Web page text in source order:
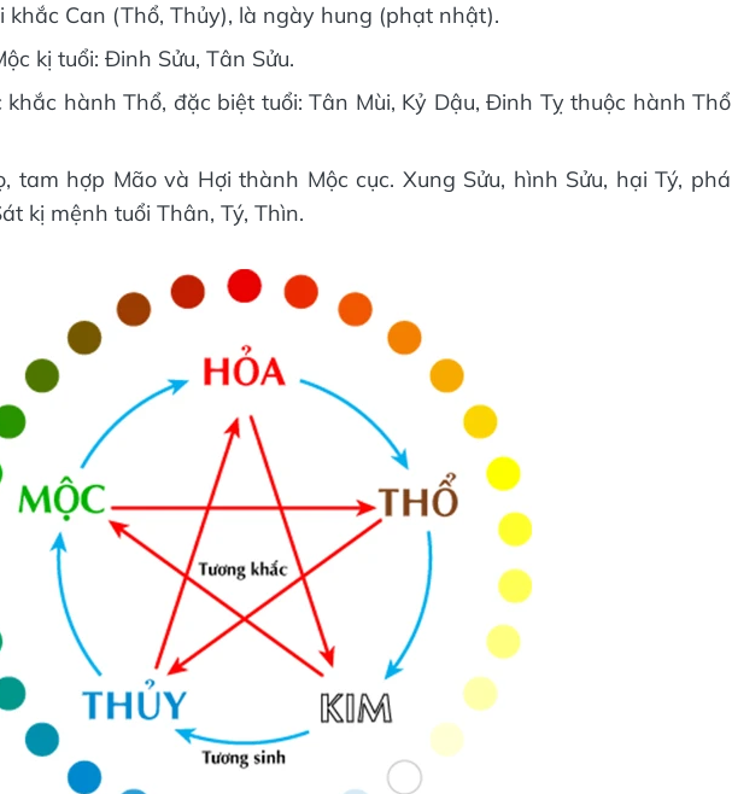
khắc Can (Thổ, Thủy), là ngày hung (phạt nhật).
kị tuổi: Đinh Sửu, Tân Sửu.
hành Thổ, đặc biệt tuổi: Tân Mùi, Kỷ Dậu, Đinh Tỵ thuộc hành Thổ
tam hợp Mão và Hợi thành Mộc cục. Xung Sửu, hình Sửu, hại Tý, phá
kị mệnh tuổi Thân, Tý, Thìn.